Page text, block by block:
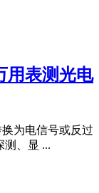
用表测光电
为电信号或反过
测、显 ...